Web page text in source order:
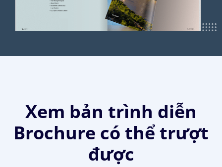
Xem bản trình diễn
Brochure có thể trượt
được